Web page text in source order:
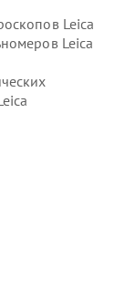
Leica
Leica